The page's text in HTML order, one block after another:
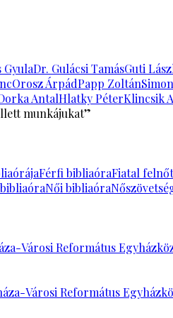
GyulaDr. Gulácsi TamásGuti
Orosz ÁrpádPapp Zoltán
AntalHlatky PéterKlincsik
munkájukat”
Férfi bibliaóraFiatal
Női bibliaóra
Városi Református
Városi Református